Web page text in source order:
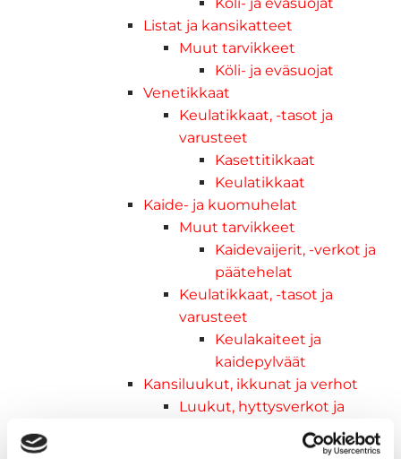
Listat ja kansikatteet
Muut tarvikkeet
Köli- ja eväsuojat
Venetikkaat
Keulatikkaat, -tasot ja
varusteet
Kasettitikkaat
Keulatikkaat
Kaide- ja kuomuhelat
Muut tarvikkeet
Kaidevaijerit, -verkot ja
päätehelat
Keulatikkaat, -tasot ja
varusteet
Keulakaiteet ja
kaidepylväät
Kansiluukut, ikkunat ja verhot
Luukut, hyttysverkot ja